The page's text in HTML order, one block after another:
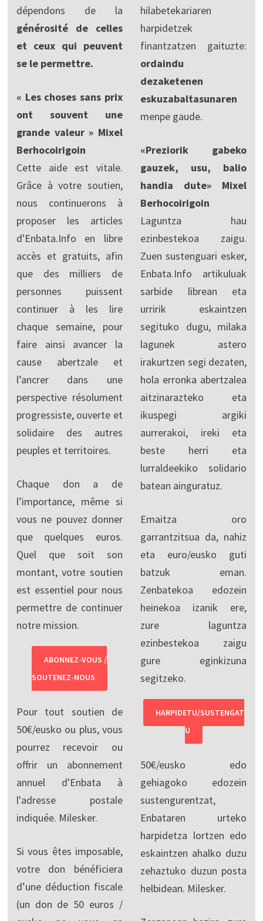
dépendons de la
générosité de celles
et ceux qui peuvent
se le permettre.
« Les choses sans prix
ont souvent une
grande valeur » Mixel
Berhocoirigoin
Cette aide est vitale.
Grâce à votre soutien,
nous continuerons à
proposer les articles
d'Enbata.Info en libre
accès et gratuits, afin
que des milliers de
personnes puissent
continuer à les lire
chaque semaine, pour
faire ainsi avancer la
cause abertzale et
l’ancrer dans une
perspective résolument
progressiste, ouverte et
solidaire des autres
peuples et territoires.
Chaque don a de
l’importance, même si
vous ne pouvez donner
que quelques euros.
Quel que soit son
montant, votre soutien
est essentiel pour nous
permettre de continuer
notre mission.
ABONNEZ-VOUS /
SOUTENEZ-NOUS
Pour tout soutien de
50€/eusko ou plus, vous
pourrez recevoir ou
offrir un abonnement
annuel d'Enbata à
l'adresse postale
indiquée. Milesker.
Si vous êtes imposable,
votre don bénéficiera
d’une déduction fiscale
(un don de 50 euros /
hilabetekariaren
harpidetzek
finantzatzen gaituzte:
ordaindu
dezaketenen
eskuzabaltasunaren
menpe gaude.
«Preziorik gabeko
gauzek, usu, balio
handia dute» Mixel
Berhocoirigoin
Laguntza hau
ezinbestekoa zaigu.
Zuen sustenguari esker,
Enbata.Info artikuluak
sarbide librean eta
urririk eskaintzen
segituko dugu, milaka
lagunek astero
irakurtzen segi dezaten,
hola erronka abertzalea
aitzinarazteko eta
ikuspegi argiki
aurrerakoi, ireki eta
beste herri eta
lurraldeekiko solidario
batean ainguratuz.
Emaitza oro
garrantzitsua da, nahiz
eta euro/eusko guti
batzuk eman.
Zenbatekoa edozein
heinekoa izanik ere,
zure laguntza
ezinbestekoa zaigu
gure eginkizuna
segitzeko.
HARPIDETU/SUSTENGAT
U
50€/eusko edo
gehiagoko edozein
sustengurentzat,
Enbataren urteko
harpidetza lortzen edo
eskaintzen ahalko duzu
zehaztuko duzun posta
helbidean. Milesker.